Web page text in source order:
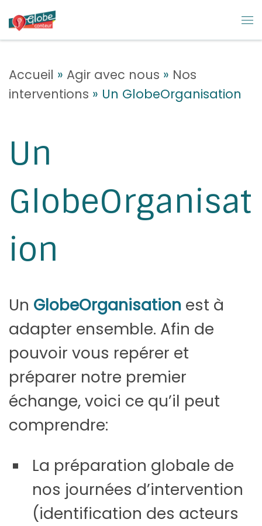
Skip to content
Accueil » Agir avec nous » Nos
interventions » Un GlobeOrganisation
Un
GlobeOrganisat
ion
Un GlobeOrganisation est à
adapter ensemble. Afin de
pouvoir vous repérer et
préparer notre premier
échange, voici ce qu’il peut
comprendre:
La préparation globale de
nos journées d’intervention
(identification des acteurs